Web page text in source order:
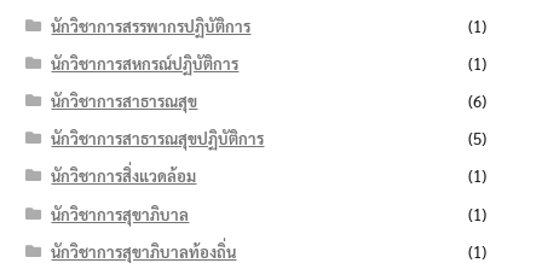
นักวิชาการสรรพากรปฏิบัติการ
(1)
นักวิชาการสหกรณ์ปฏิบัติการ
(1)
นักวิชาการสาธารณสุข
(6)
นักวิชาการสาธารณสุขปฏิบัติการ
(5)
นักวิชาการสิ่งแวดล้อม
(1)
นักวิชาการสุขาภิบาล
(1)
นักวิชาการสุขาภิบาลท้องถิ่น
(1)